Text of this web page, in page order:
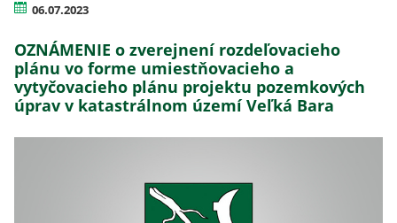
06.07.2023
OZNÁMENIE o zverejnení rozdeľovacieho
plánu vo forme umiestňovacieho a
vytyčovacieho plánu projektu pozemkových
úprav v katastrálnom území Veľká Bara